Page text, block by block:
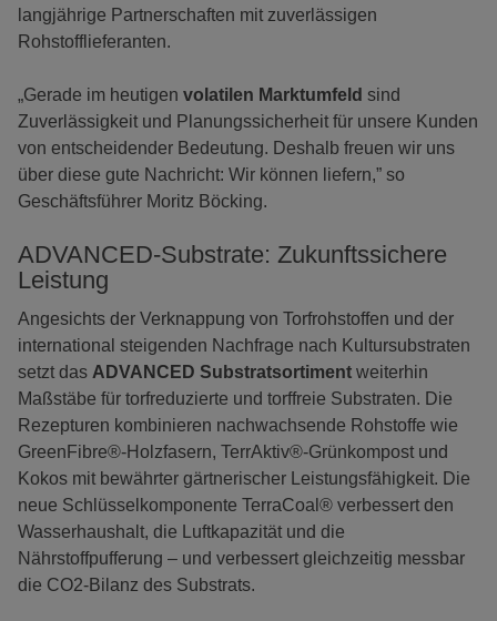
langjährige Partnerschaften mit zuverlässigen
Rohstofflieferanten.
„Gerade im heutigen volatilen Marktumfeld sind
Zuverlässigkeit und Planungssicherheit für unsere Kunden
von entscheidender Bedeutung. Deshalb freuen wir uns
über diese gute Nachricht: Wir können liefern,” so
Geschäftsführer Moritz Böcking.
ADVANCED-Substrate: Zukunftssichere
Leistung
Angesichts der Verknappung von Torfrohstoffen und der
international steigenden Nachfrage nach Kultursubstraten
setzt das ADVANCED Substratsortiment weiterhin
Maßstäbe für torfreduzierte und torffreie Substraten. Die
Rezepturen kombinieren nachwachsende Rohstoffe wie
GreenFibre®-Holzfasern, TerrAktiv®-Grünkompost und
Kokos mit bewährter gärtnerischer Leistungsfähigkeit. Die
neue Schlüsselkomponente TerraCoal® verbessert den
Wasserhaushalt, die Luftkapazität und die
Nährstoffpufferung – und verbessert gleichzeitig messbar
die CO2-Bilanz des Substrats.